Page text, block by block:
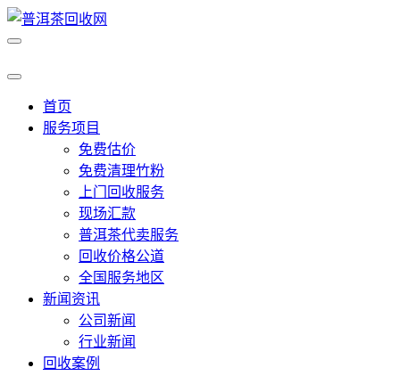
首页
服务项目
免费估价
免费清理竹粉
上门回收服务
现场汇款
普洱茶代卖服务
回收价格公道
全国服务地区
新闻资讯
公司新闻
行业新闻
回收案例